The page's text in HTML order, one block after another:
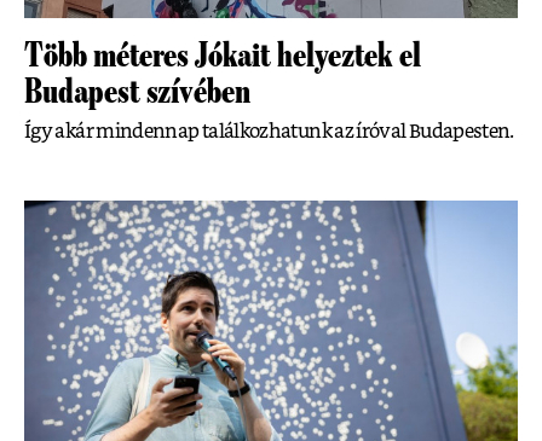
Több méteres Jókait helyeztek el
Budapest szívében
Így akár mindennap találkozhatunk az íróval Budapesten.